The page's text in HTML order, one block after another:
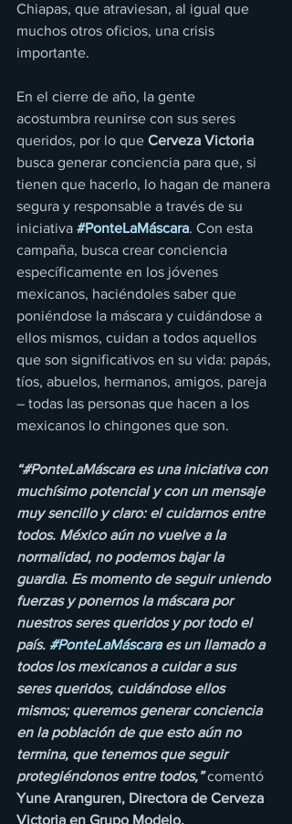
Chiapas, que atraviesan, al igual que
muchos otros oficios, una crisis
importante.
En el cierre de año, la gente
acostumbra reunirse con sus seres
queridos, por lo que Cerveza Victoria
busca generar conciencia para que, si
tienen que hacerlo, lo hagan de manera
segura y responsable a través de su
iniciativa #PonteLaMáscara. Con esta
campaña, busca crear conciencia
específicamente en los jóvenes
mexicanos, haciéndoles saber que
poniéndose la máscara y cuidándose a
ellos mismos, cuidan a todos aquellos
que son significativos en su vida: papás,
tíos, abuelos, hermanos, amigos, pareja
– todas las personas que hacen a los
mexicanos lo chingones que son.
“#PonteLaMáscara es una iniciativa con
muchísimo potencial y con un mensaje
muy sencillo y claro: el cuidarnos entre
todos. México aún no vuelve a la
normalidad, no podemos bajar la
guardia. Es momento de seguir uniendo
fuerzas y ponernos la máscara por
nuestros seres queridos y por todo el
país. #PonteLaMáscara es un llamado a
todos los mexicanos a cuidar a sus
seres queridos, cuidándose ellos
mismos; queremos generar conciencia
en la población de que esto aún no
termina, que tenemos que seguir
protegiéndonos entre todos,” comentó
Yune Aranguren, Directora de Cerveza
Victoria en Grupo Modelo.